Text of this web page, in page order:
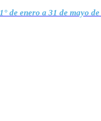
1° de enero a 31 de mayo